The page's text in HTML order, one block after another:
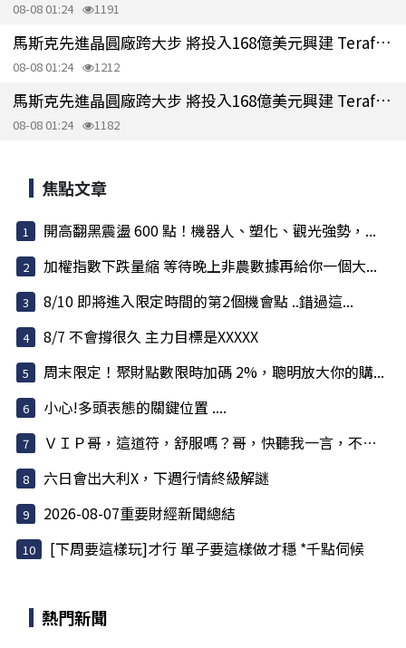
08-08 01:24 1191
馬斯克先進晶圓廠跨大步 將投入168億美元興建 Terafab 園區
08-08 01:24 1212
馬斯克先進晶圓廠跨大步 將投入168億美元興建 Terafab 園區
08-08 01:24 1182
焦點文章
開高翻黑震盪 600 點！機器人、塑化、觀光強勢，...
加權指數下跌量縮 等待晚上非農數據再給你一個大...
8/10 即將進入限定時間的第2個機會點 ..錯過這...
8/7 不會撐很久 主力目標是XXXXX
周末限定！聚財點數限時加碼 2%，聰明放大你的購...
小心!多頭表態的關鍵位置 ....
ＶＩＰ哥，這道符，舒服嗎？哥，快聽我一言，不害哥
六日會出大利X，下週行情終級解謎
2026-08-07重要財經新聞總結
[下周要這樣玩]才行 單子要這樣做才穩 *千點伺候
熱門新聞